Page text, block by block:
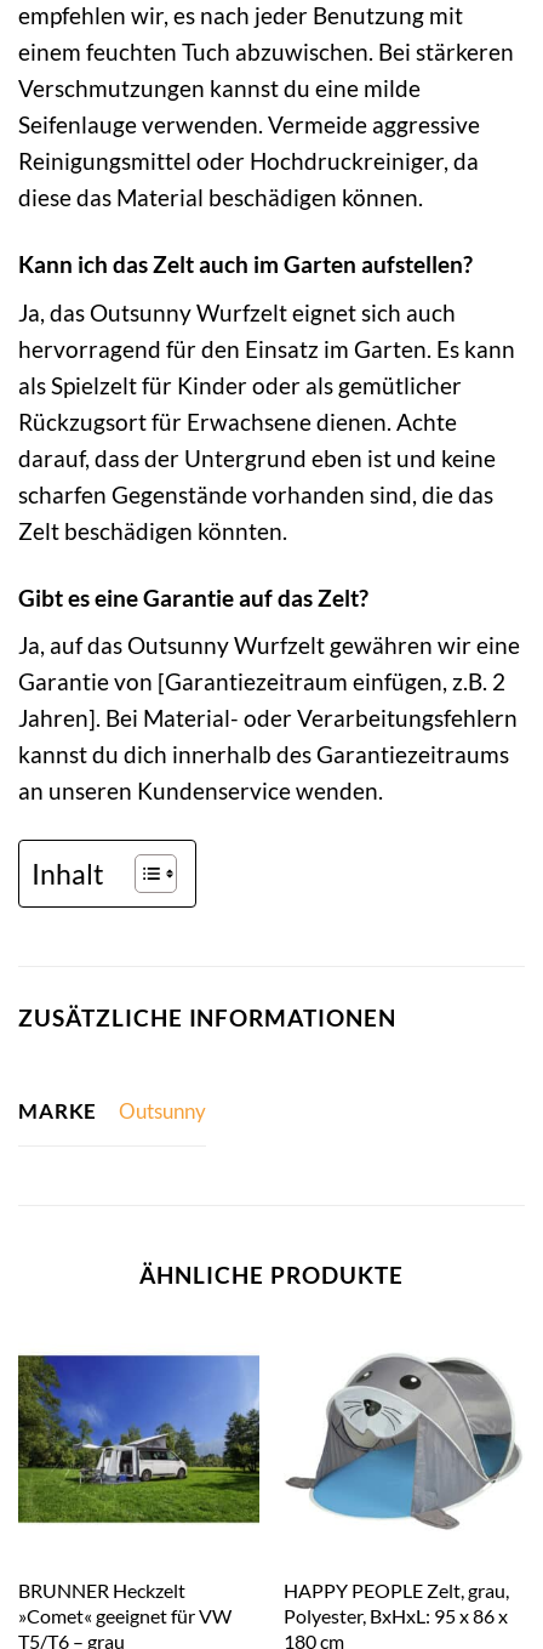
empfehlen wir, es nach jeder Benutzung mit
einem feuchten Tuch abzuwischen. Bei stärkeren
Verschmutzungen kannst du eine milde
Seifenlauge verwenden. Vermeide aggressive
Reinigungsmittel oder Hochdruckreiniger, da
diese das Material beschädigen können.
Kann ich das Zelt auch im Garten aufstellen?
Ja, das Outsunny Wurfzelt eignet sich auch
hervorragend für den Einsatz im Garten. Es kann
als Spielzelt für Kinder oder als gemütlicher
Rückzugsort für Erwachsene dienen. Achte
darauf, dass der Untergrund eben ist und keine
scharfen Gegenstände vorhanden sind, die das
Zelt beschädigen könnten.
Gibt es eine Garantie auf das Zelt?
Ja, auf das Outsunny Wurfzelt gewähren wir eine
Garantie von [Garantiezeitraum einfügen, z.B. 2
Jahren]. Bei Material- oder Verarbeitungsfehlern
kannst du dich innerhalb des Garantiezeitraums
an unseren Kundenservice wenden.
Inhalt
ZUSÄTZLICHE INFORMATIONEN
MARKE Outsunny
ÄHNLICHE PRODUKTE
BRUNNER Heckzelt
»Comet« geeignet für VW
T5/T6 – grau
HAPPY PEOPLE Zelt, grau,
Polyester, BxHxL: 95 x 86 x
180 cm